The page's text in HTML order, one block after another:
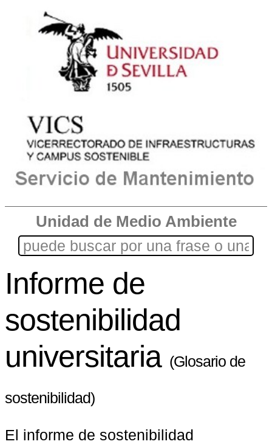
Unidad de Medio Ambiente
Informe de
sostenibilidad
universitaria (Glosario de
sostenibilidad)
El informe de sostenibilidad